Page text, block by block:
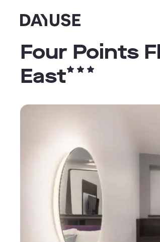
Dayuse
Four Points
East